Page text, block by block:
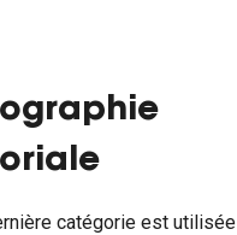
catégorie est utilisée